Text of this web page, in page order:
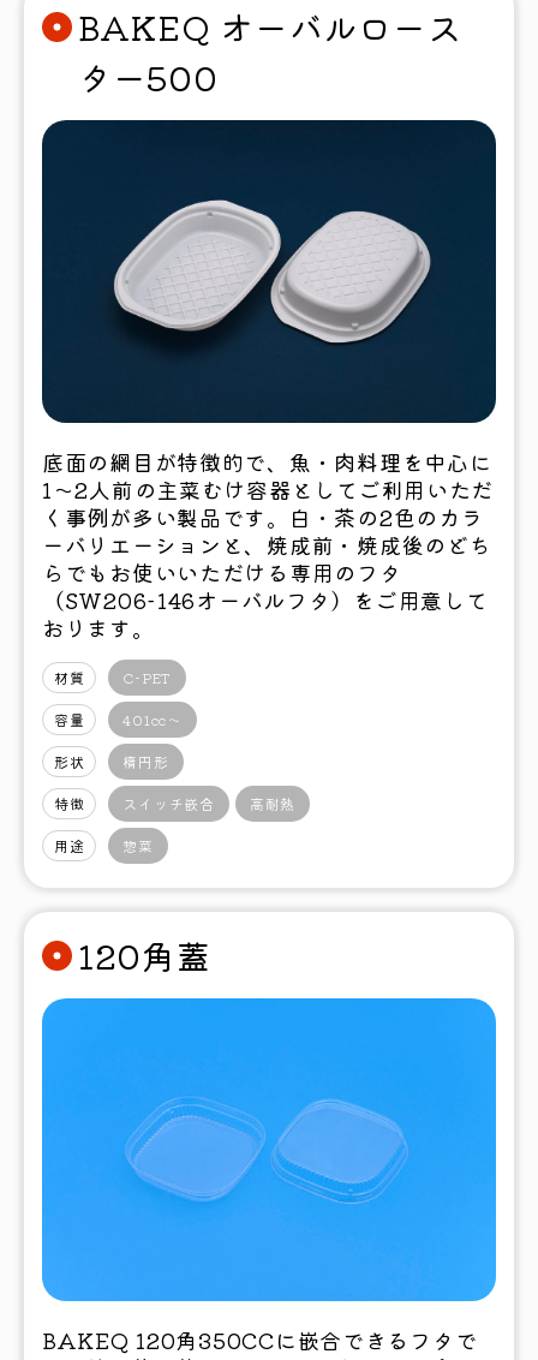
BAKEQ オーバルロース
ター500
底面の網目が特徴的で、魚・肉料理を中心に
1～2人前の主菜むけ容器としてご利用いただ
く事例が多い製品です。白・茶の2色のカラ
ーバリエーションと、焼成前・焼成後のどち
らでもお使いいただける専用のフタ
（SW206-146オーバルフタ）をご用意して
おります。
材質 C-PET
容量 401cc〜
形状 楕円形
特徴 スイッチ嵌合 高耐熱
用途 惣菜
120角蓋
BAKEQ 120角350CCに嵌合できるフタで